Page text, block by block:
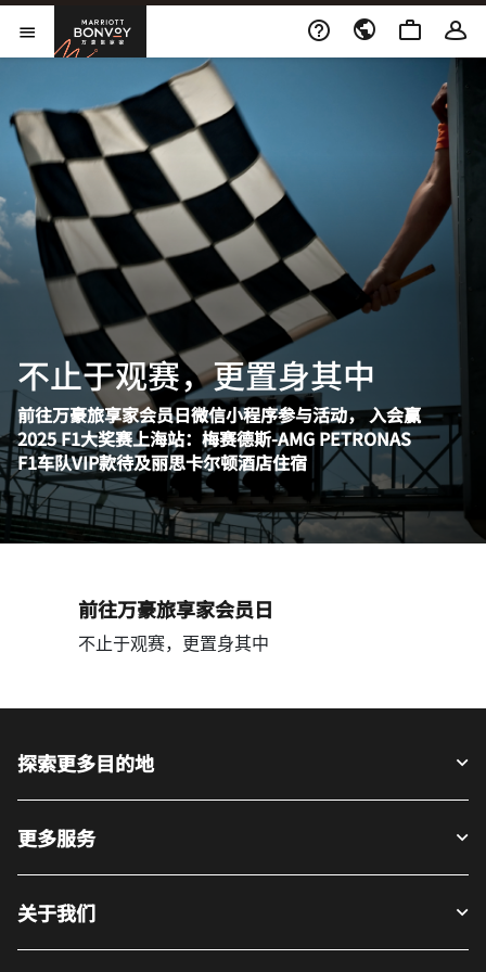
跳到内容
打开菜单Marriott Bonvoy 打开新窗口
不止于观赛，更置身其中
前往万豪旅享家会员日微信小程序参与活动， 入会赢
2025 F1大奖赛上海站：梅赛德斯-AMG PETRONAS
F1车队VIP款待及丽思卡尔顿酒店住宿
前往万豪旅享家会员日
不止于观赛，更置身其中
探索更多目的地
更多服务
关于我们